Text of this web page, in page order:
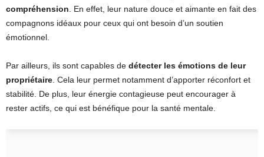
compréhension . En effet, leur nature douce et aimante en fait des
compagnons idéaux pour ceux qui ont besoin d’un soutien
émotionnel.
Par ailleurs, ils sont capables de détecter les émotions de leur
propriétaire . Cela leur permet notamment d’apporter réconfort et
stabilité. De plus, leur énergie contagieuse peut encourager à
rester actifs, ce qui est bénéfique pour la santé mentale.